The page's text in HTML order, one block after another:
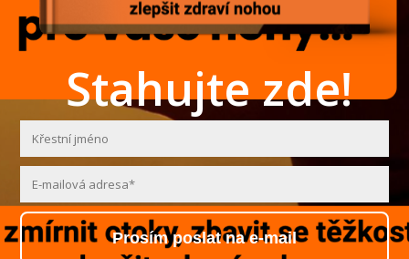
Stahujte zde!
Prosím poslat na e-mail